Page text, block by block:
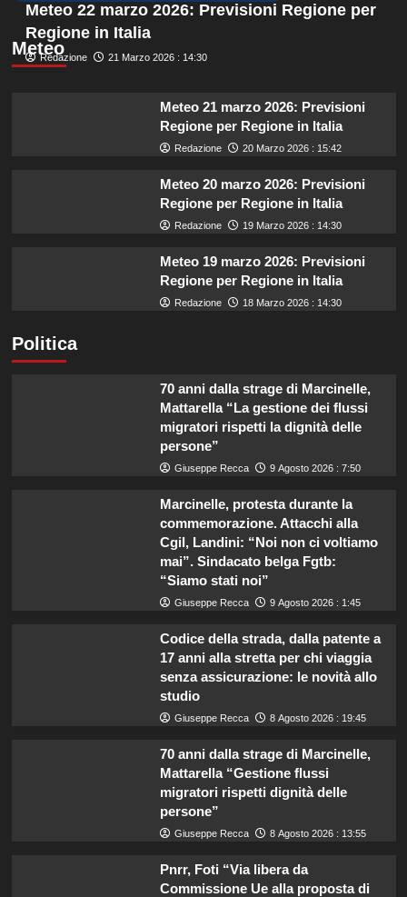
Meteo
Meteo 22 marzo 2026: Previsioni Regione per
Regione in Italia
Redazione 21 Marzo 2026 : 14:30
Meteo 21 marzo 2026: Previsioni
Regione per Regione in Italia
Redazione 20 Marzo 2026 : 15:42
Meteo 20 marzo 2026: Previsioni
Regione per Regione in Italia
Redazione 19 Marzo 2026 : 14:30
Meteo 19 marzo 2026: Previsioni
Regione per Regione in Italia
Redazione 18 Marzo 2026 : 14:30
Politica
70 anni dalla strage di Marcinelle,
Mattarella “La gestione dei flussi
migratori rispetti la dignità delle
persone”
Giuseppe Recca 9 Agosto 2026 : 7:50
Marcinelle, protesta durante la
commemorazione. Attacchi alla
Cgil, Landini: “Noi non ci voltiamo
mai”. Sindacato belga Fgtb:
“Siamo stati noi”
Giuseppe Recca 9 Agosto 2026 : 1:45
Codice della strada, dalla patente a
17 anni alla stretta per chi viaggia
senza assicurazione: le novità allo
studio
Giuseppe Recca 8 Agosto 2026 : 19:45
70 anni dalla strage di Marcinelle,
Mattarella “Gestione flussi
migratori rispetti dignità delle
persone”
Giuseppe Recca 8 Agosto 2026 : 13:55
Pnrr, Foti “Via libera da
Commissione Ue alla proposta di